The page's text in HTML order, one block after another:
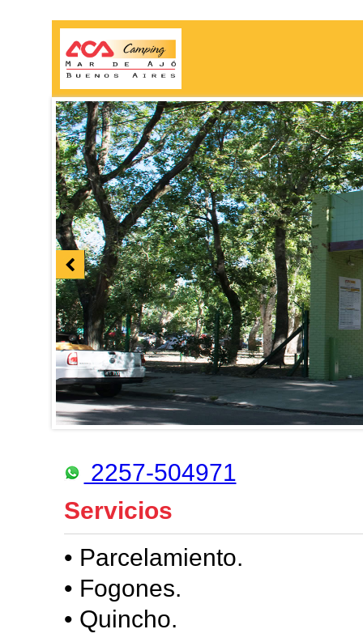
2257-504971
Servicios
• Parcelamiento.
• Fogones.
• Quincho.